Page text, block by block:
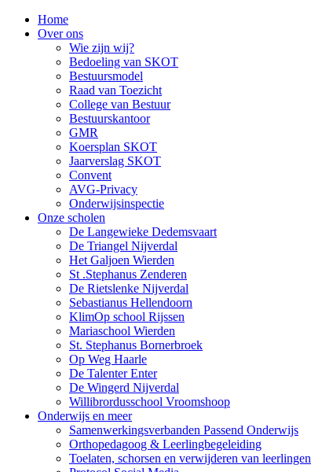
Home
Over ons
Wie zijn wij?
Bedoeling van SKOT
Bestuursmodel
Raad van Toezicht
College van Bestuur
Bestuurskantoor
GMR
Koersplan SKOT
Jaarverslag SKOT
Convent
AVG-Privacy
Onderwijsinspectie
Onze scholen
De Langewieke Dedemsvaart
De Triangel Nijverdal
Het Galjoen Wierden
St .Stephanus Zenderen
De Rietslenke Nijverdal
Sebastianus Hellendoorn
KlimOp school Rijssen
Mariaschool Wierden
St. Stephanus Bornerbroek
Op Weg Haarle
De Talenter Enter
De Wingerd Nijverdal
Willibrordusschool Vroomshoop
Onderwijs en meer
Samenwerkingsverbanden Passend Onderwijs
Orthopedagoog & Leerlingbegeleiding
Toelaten, schorsen en verwijderen van leerlingen